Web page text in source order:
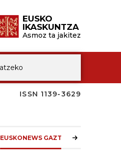
EUSKO
IKASKUNTZA
Asmoz ta jakitez
ISSN 1139-3629
EUSKONEWS GAZTEA